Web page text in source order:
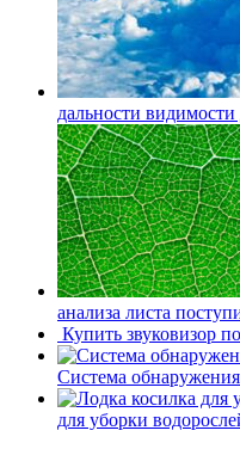
дальности видимости
анализа листа
Купить звуковизор
Система
для уборки